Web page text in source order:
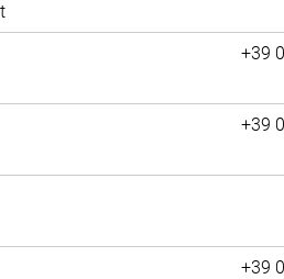
+39
+39
+39